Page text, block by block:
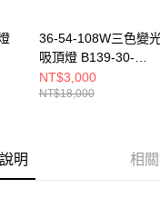
額度；若仍有額度不足之情形
帳號或使用他人資訊註冊。若
將有權停止該用戶之使用額度
36-54-108W三色變
吸頂燈 B139-30-
22232A 22232B
22232C
NT$3,000
NT$18,000
明 相